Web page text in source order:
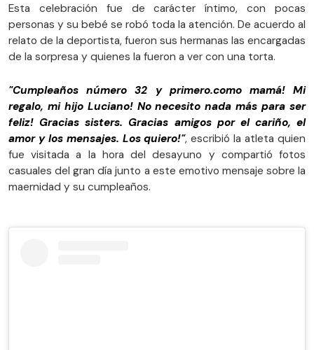
Esta celebración fue de carácter íntimo, con pocas
personas y su bebé se robó toda la atención. De acuerdo al
relato de la deportista, fueron sus hermanas las encargadas
de la sorpresa y quienes la fueron a ver con una torta.
"Cumpleaños número 32 y primero.como mamá! Mi
regalo, mi hijo Luciano! No necesito nada más para ser
feliz! Gracias sisters. Gracias amigos por el cariño, el
amor y los mensajes. Los quiero!", escribió la atleta quien
fue visitada a la hora del desayuno y compartió fotos
casuales del gran día junto a este emotivo mensaje sobre la
maernidad y su cumpleaños.